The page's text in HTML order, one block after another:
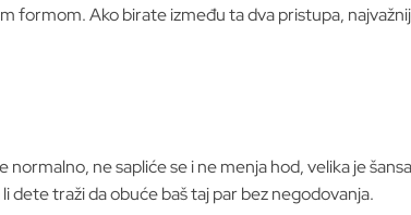
formom. Ako birate između ta dva pristupa,
ne sapliće se i ne menja hod, velika je
dete traži da obuće baš taj par bez negodovanja.